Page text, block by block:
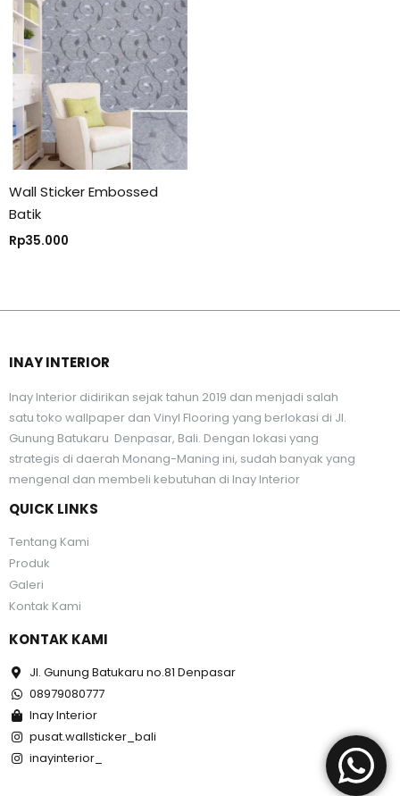
Wall Sticker Embossed
Batik
Rp35.000
INAY INTERIOR
Inay Interior didirikan sejak tahun 2019 dan menjadi salah
satu toko wallpaper dan Vinyl Flooring yang berlokasi di Jl.
Gunung Batukaru Denpasar, Bali. Dengan lokasi yang
strategis di daerah Monang-Maning ini, sudah banyak yang
mengenal dan membeli kebutuhan di Inay Interior
QUICK LINKS
Tentang Kami
Produk
Galeri
Kontak Kami
KONTAK KAMI
Jl. Gunung Batukaru no.81 Denpasar
08979080777
Inay Interior
pusat.wallsticker_bali
inayinterior_